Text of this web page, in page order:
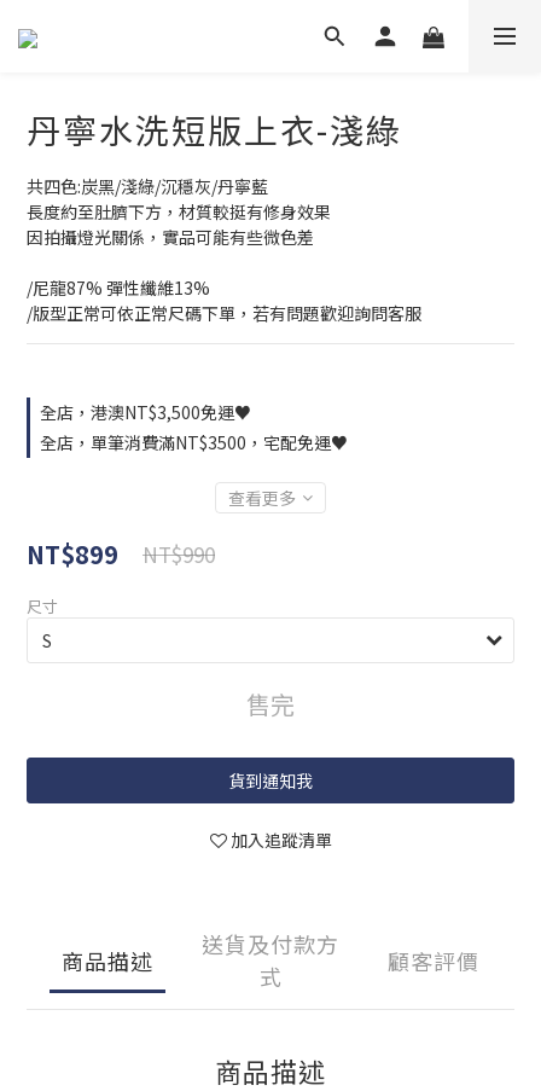
丹寧水洗短版上衣-淺綠
共四色:炭黑/淺綠/沉穩灰/丹寧藍
長度約至肚臍下方，材質較挺有修身效果
因拍攝燈光關係，實品可能有些微色差
/尼龍87% 彈性纖維13%
/版型正常可依正常尺碼下單，若有問題歡迎詢問客服
全店，港澳NT$3,500免運♥
全店，單筆消費滿NT$3500，宅配免運♥
查看更多
NT$899 NT$990
尺寸
售完
貨到通知我
加入追蹤清單
商品描述
送貨及付款方
式
顧客評價
商品描述